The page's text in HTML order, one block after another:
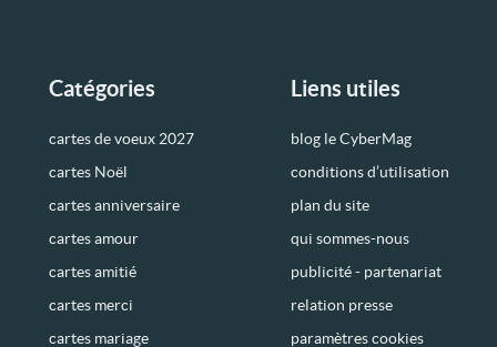
Catégories
cartes de voeux 2027
cartes Noël
cartes anniversaire
cartes amour
cartes amitié
cartes merci
cartes mariage
Liens utiles
blog le CyberMag
conditions d’utilisation
plan du site
qui sommes-nous
publicité - partenariat
relation presse
paramètres cookies